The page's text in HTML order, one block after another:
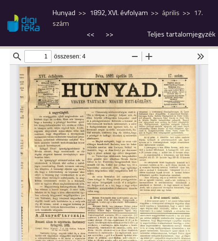
Hunyad 1892, XVI. évfolyam április
17.
szám
<<
>> Teljes tartalomjegyzék